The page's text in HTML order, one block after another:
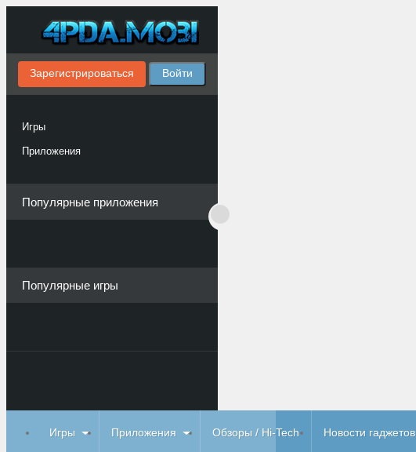
Зарегистрироваться Войти
Игры
Приложения
Популярные приложения
Популярные игры
Игры Приложения Обзоры / Hi-Tech Новости гаджетов